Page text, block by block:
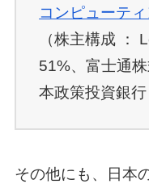
コンピューテ
（株主構成 ：
51%、富士通
本政策投資銀行
その他にも、日本